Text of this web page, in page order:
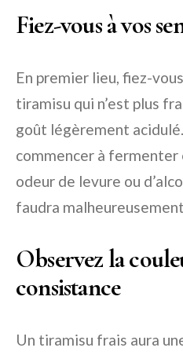
Fiez-vous à vos
En premier lieu, fiez-
tiramisu qui n’est plus
goût légèrement
commencer à
odeur de levure ou
faudra
Observez la
consistance
Un tiramisu frais aura